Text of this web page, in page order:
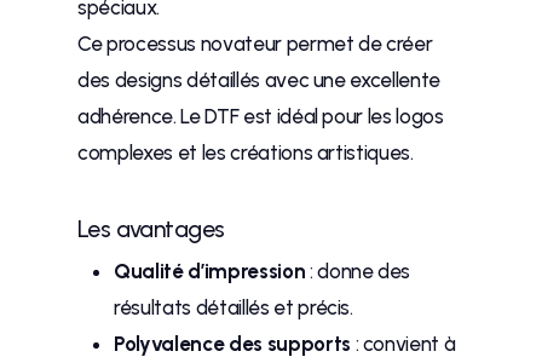
spéciaux.
Ce processus novateur permet de créer
des designs détaillés avec une excellente
adhérence. Le DTF est idéal pour les logos
complexes et les créations artistiques.
Les avantages
Qualité d’impression : donne des
résultats détaillés et précis.
Polyvalence des supports : convient à